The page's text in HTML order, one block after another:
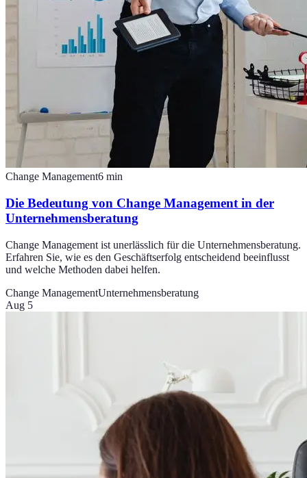
Change Management6 min
Die Bedeutung von Change Management in der
Unternehmensberatung
Change Management ist unerlässlich für die Unternehmensberatung.
Erfahren Sie, wie es den Geschäftserfolg entscheidend beeinflusst
und welche Methoden dabei helfen.
Change ManagementUnternehmensberatung
Aug 5